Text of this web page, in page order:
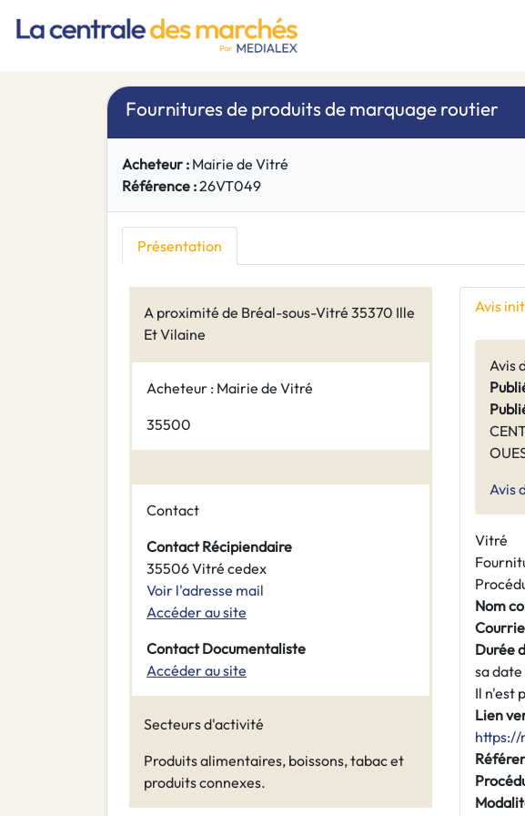
Fournitures de produits de marquage routier
Acheteur : Mairie de Vitré
Référence :26VT049
Présentation
A proximité de Bréal-sous-Vitré 35370 Ille
Et Vilaine
Acheteur : Mairie de Vitré
35500
Contact
Contact Récipiendaire
35506 Vitré cedex
Voir l'adresse mail
Accéder au site
Contact Documentaliste
Accéder au site
Secteurs d'activité
Produits alimentaires, boissons, tabac et
produits connexes.
Avis
Avis
Avis
Vitré
Nom
Durée
sa
Il n'est
Lien
https://